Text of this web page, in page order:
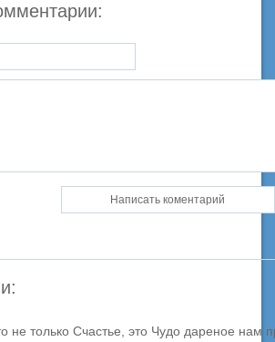
не только Счастье, это Чудо дареное нам